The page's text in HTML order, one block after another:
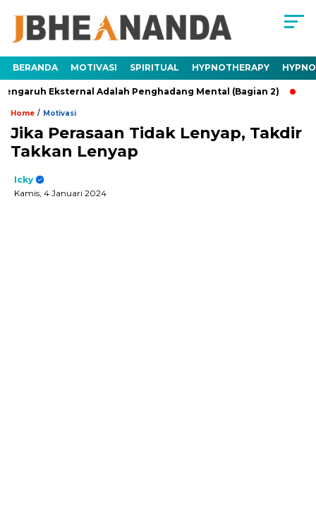
BERANDA MOTIVASI SPIRITUAL HYPNOTHERAPY
Eksternal Adalah Penghadang Mental (Bagian 2) Trauma
Home / Motivasi
Jika Perasaan Tidak Lenyap, Takdir
Takkan Lenyap
Icky
Kamis, 4 Januari 2024